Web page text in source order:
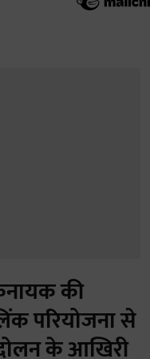
की
परियोजना से
के आखिरी